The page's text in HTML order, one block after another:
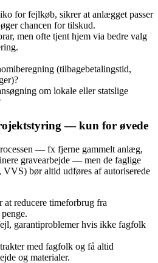
for fejlkøb, sikrer at anlægget passer
chancen for tilskud.
men ofte tjent hjem via bedre valg
(tilbagebetalingstid,
om lokale eller statslige
— kun for øvede
— fx fjerne gammelt anlæg,
gravearbejde — men de faglige
bør altid udføres af autoriserede
reducere timeforbrug fra
garantiproblemer hvis ikke fagfolk
med fagfolk og få altid
og materialer.